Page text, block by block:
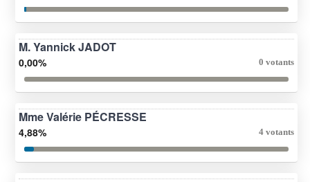
M. Yannick JADOT
0,00% 0 votants
Mme Valérie PÉCRESSE
4,88% 4 votants